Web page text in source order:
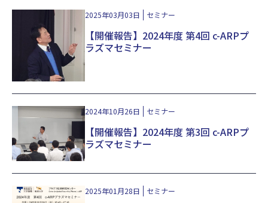
2025年03月03日 セミナー
【開催報告】2024年度 第4回 c-ARPプ
ラズマセミナー
2024年10月26日 セミナー
【開催報告】2024年度 第3回 c-ARPプ
ラズマセミナー
2025年01月28日 セミナー